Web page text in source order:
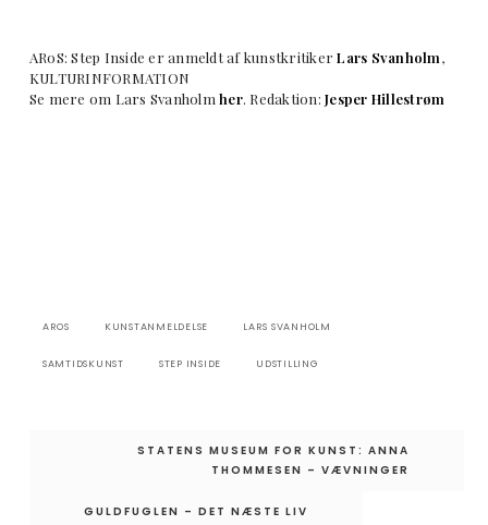
ARoS: Step Inside er anmeldt af kunstkritikerLars Svanholm,
KULTURINFORMATION
Se mere om Lars Svanholmher. Redaktion:Jesper Hillestrøm
AROS KUNSTANMELDELSE LARS SVANHOLM
SAMTIDSKUNST STEP INSIDE UDSTILLING
IndlægsnavigationSTATENS MUSEUM FOR KUNST: ANNA
THOMMESEN – VÆVNINGER
GULDFUGLEN – DET NÆSTE LIV